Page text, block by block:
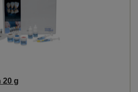
20 g